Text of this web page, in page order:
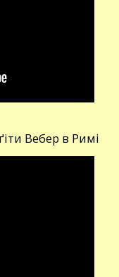
Вебер в Римі